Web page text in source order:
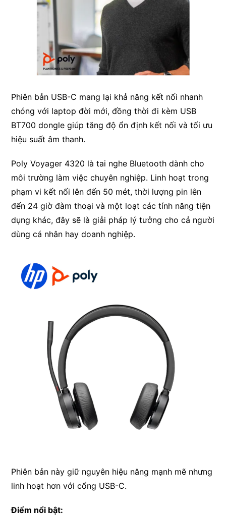
Phiên bản USB-C mang lại khả năng kết nối nhanh
chóng với laptop đời mới, đồng thời đi kèm USB
BT700 dongle giúp tăng độ ổn định kết nối và tối ưu
hiệu suất âm thanh.
Poly Voyager 4320 là tai nghe Bluetooth dành cho
môi trường làm việc chuyên nghiệp. Linh hoạt trong
phạm vi kết nối lên đến 50 mét, thời lượng pin lên
đến 24 giờ đàm thoại và một loạt các tính năng tiện
dụng khác, đây sẽ là giải pháp lý tưởng cho cả người
dùng cá nhân hay doanh nghiệp.
Phiên bản này giữ nguyên hiệu năng mạnh mẽ nhưng
linh hoạt hơn với cổng USB-C.
Điểm nổi bật: